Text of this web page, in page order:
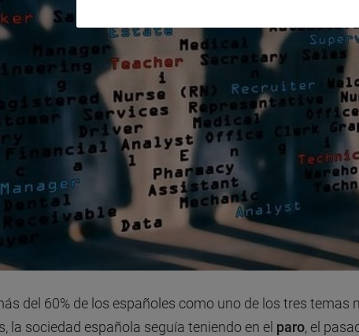
del 60% de los españoles como uno de los tres temas
la sociedad española seguía teniendo en el paro, el